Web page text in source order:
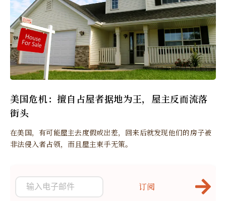
美国危机：擅自占屋者据地为王，屋主反而流落
街头
在美国，有可能屋主去度假或出差，回来后就发现他们的房子被
非法侵入者占领，而且屋主束手无策。
订阅